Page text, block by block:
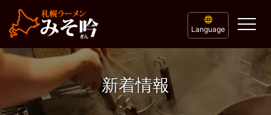
Language
新着情報